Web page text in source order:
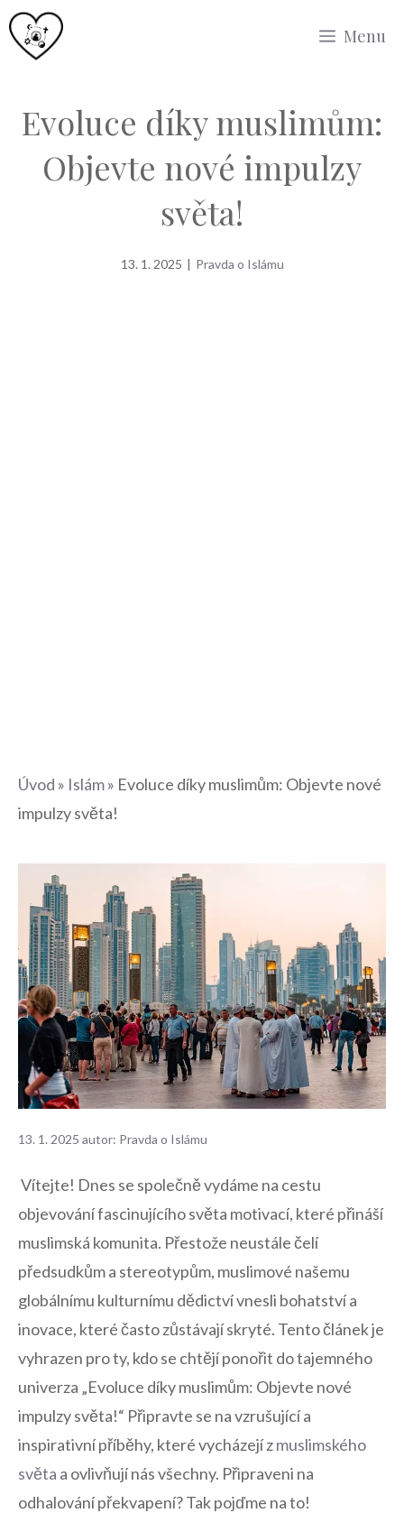
Přeskočit
na
Menu
Evoluce díky muslimům:
Objevte nové impulzy
světa!
13. 1. 2025 | Pravda o Islámu
Úvod » Islám» Evoluce díky muslimům: Objevte nové
impulzy světa!
13. 1. 2025 autor: Pravda o Islámu
‍ Vítejte! Dnes⁢ se společně vydáme na cestu ​
objevování ‍fascinujícího světa motivací, které přináší
muslimská‍ komunita. Přestože neustále čelí
předsudkům‌ a stereotypům, muslimové našemu
globálnímu kulturnímu dědictví vnesli ​bohatství a
inovace, které často zůstávají skryté. Tento článek ‌je
⁤vyhrazen pro ty, kdo se chtějí ponořit do tajemného
univerza „Evoluce díky muslimům: Objevte nové
impulzy ‌světa!“‍ Připravte se na vzrušující ⁤a
inspirativní příběhy, které vycházejí zmuslimského​
světa a ovlivňují⁢ nás‌ všechny. Připraveni na
odhalování překvapení? Tak pojďme na to!